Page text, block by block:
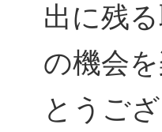
出に残
の機会
とうご